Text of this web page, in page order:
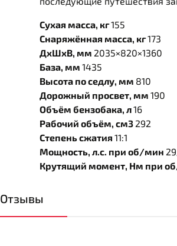
Сухая масса, кг155
Снаряжённая масса, кг173
ДхШхВ, мм 2035×820×1360
База, мм 1435
Высота по седлу, мм 810
Дорожный просвет, мм 190
Объём бензобака, л16
Рабочий объём, см3 292
Степень сжатия 11:1
Мощность, л.с. при об/мин
Крутящий момент, Нм при
Отзывы